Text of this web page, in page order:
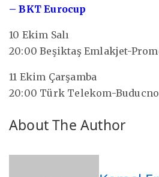
– BKT Eurocup
10 Ekim Salı
20:00 Beşiktaş Emlakjet-
11 Ekim Çarşamba
20:00 Türk Telekom-
About The Author